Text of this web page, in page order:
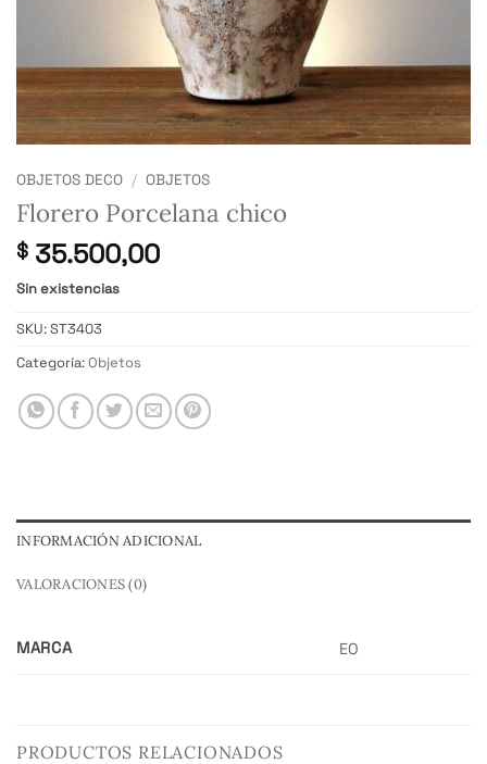
OBJETOS DECO / OBJETOS
Florero Porcelana chico
$ 35.500,00
Sin existencias
SKU:ST3403
Categoría:Objetos
INFORMACIÓN ADICIONAL
VALORACIONES (0)
MARCA EO
PRODUCTOS RELACIONADOS